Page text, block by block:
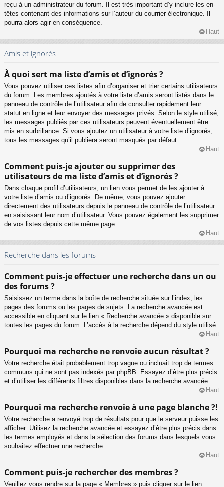
reçu à un administrateur du forum. Il est très important d’y inclure les en-
têtes contenant des informations sur l’auteur du courrier électronique. Il
pourra alors agir en conséquence.
Haut
Amis et ignorés
À quoi sert ma liste d’amis et d’ignorés ?
Vous pouvez utiliser ces listes afin d’organiser et trier certains utilisateurs
du forum. Les membres ajoutés à votre liste d’amis seront listés dans le
panneau de contrôle de l’utilisateur afin de consulter rapidement leur
statut en ligne et leur envoyer des messages privés. Selon le style utilisé,
les messages publiés par ces utilisateurs peuvent éventuellement être
mis en surbrillance. Si vous ajoutez un utilisateur à votre liste d’ignorés,
tous les messages qu’il publiera seront masqués par défaut.
Haut
Comment puis-je ajouter ou supprimer des
utilisateurs de ma liste d’amis et d’ignorés ?
Dans chaque profil d’utilisateurs, un lien vous permet de les ajouter à
votre liste d’amis ou d’ignorés. De même, vous pouvez ajouter
directement des utilisateurs depuis le panneau de contrôle de l’utilisateur
en saisissant leur nom d’utilisateur. Vous pouvez également les supprimer
de vos listes depuis cette même page.
Haut
Recherche dans les forums
Comment puis-je effectuer une recherche dans un ou
des forums ?
Saisissez un terme dans la boîte de recherche située sur l’index, les
pages des forums ou les pages de sujets. La recherche avancée est
accessible en cliquant sur le lien « Recherche avancée » disponible sur
toutes les pages du forum. L’accès à la recherche dépend du style utilisé.
Haut
Pourquoi ma recherche ne renvoie aucun résultat ?
Votre recherche était probablement trop vague ou incluait trop de termes
communs qui ne sont pas indexés par phpBB. Essayez d’être plus précis
et d’utiliser les différents filtres disponibles dans la recherche avancée.
Haut
Pourquoi ma recherche renvoie à une page blanche ?!
Votre recherche a renvoyé trop de résultats pour que le serveur puisse les
afficher. Utilisez la recherche avancée et essayez d’être plus précis dans
les termes employés et dans la sélection des forums dans lesquels vous
souhaitez effectuer une recherche.
Haut
Comment puis-je rechercher des membres ?
Veuillez vous rendre sur la page « Membres » puis cliquer sur le lien